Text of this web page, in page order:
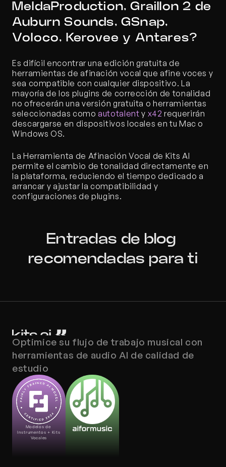
MeldaProduction, Graillon 2 de
Auburn Sounds, GSnap,
Voloco, Kerovee y Antares?
Es difícil encontrar una edición gratuita de
herramientas de afinación vocal que afine voces y
sea compatible con cualquier dispositivo. La
mayoría de los plugins de corrección de tonalidad
no ofrecerán una versión gratuita o herramientas
seleccionadas como autotalent y x42 requerirán
descargarse en dispositivos locales en tu Mac o
Windows OS.
La Herramienta de Afinación Vocal de Kits AI
permite el cambio de tonalidad directamente en
la plataforma, reduciendo el tiempo dedicado a
arrancar y ajustar la compatibilidad y
configuraciones de plugins.
Entradas de blog
recomendadas para ti
Optimice su flujo de trabajo musical con
herramientas de audio AI de calidad de
estudio
Modelos de
Instrumentos + Kits
Vocales